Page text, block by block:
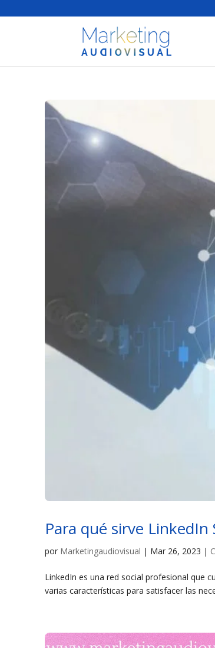
Para qué sirve LinkedIn
por Marketingaudiovisual | Mar 26, 2023 |
LinkedIn es una red social profesional que
varias características para satisfacer las